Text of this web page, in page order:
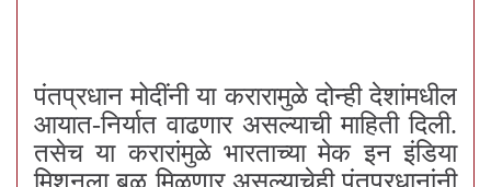
पंतप्रधान मोदींनी या करारामुळे दोन्ही देशांमधील
आयात-निर्यात वाढणार असल्याची माहिती दिली.
तसेच या करारांमुळे भारताच्या मेक इन इंडिया